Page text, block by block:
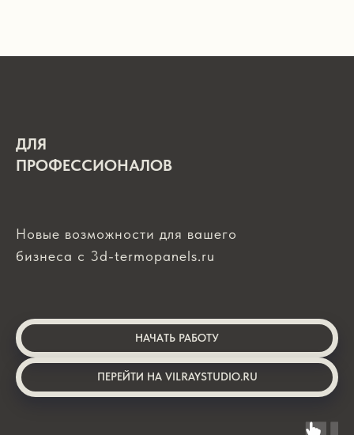
ДЛЯ
ПРОФЕССИОНАЛОВ
Новые возможности для вашего
бизнеса с 3d-termopanels.ru
НАЧАТЬ РАБОТУ
ПЕРЕЙТИ НА VILRAYSTUDIO.RU